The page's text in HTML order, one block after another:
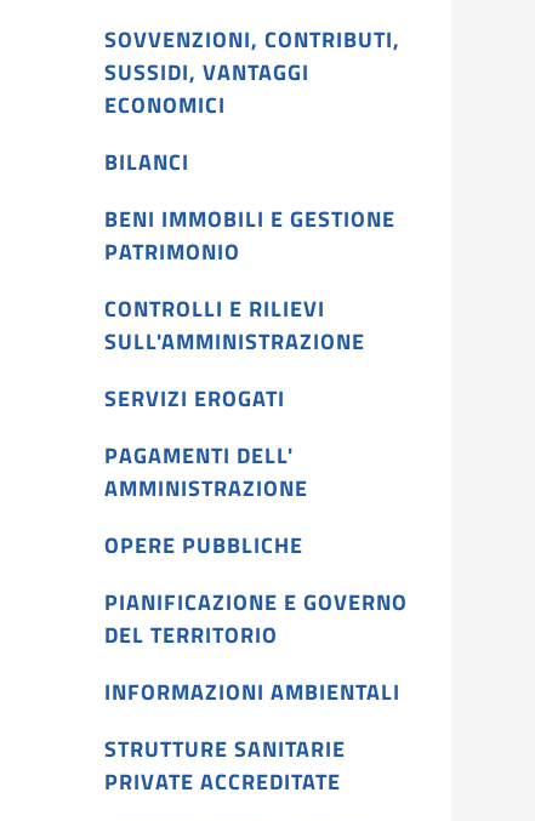
SOVVENZIONI, CONTRIBUTI,
SUSSIDI, VANTAGGI
ECONOMICI
BILANCI
BENI IMMOBILI E GESTIONE
PATRIMONIO
CONTROLLI E RILIEVI
SULL'AMMINISTRAZIONE
SERVIZI EROGATI
PAGAMENTI DELL'
AMMINISTRAZIONE
OPERE PUBBLICHE
PIANIFICAZIONE E GOVERNO
DEL TERRITORIO
INFORMAZIONI AMBIENTALI
STRUTTURE SANITARIE
PRIVATE ACCREDITATE